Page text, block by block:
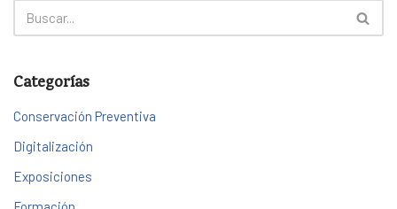
Categorías
Conservación Preventiva
Digitalización
Exposiciones